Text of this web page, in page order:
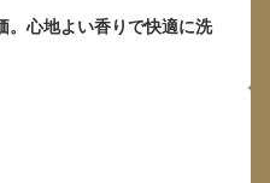
。心地よい香りで快適に洗